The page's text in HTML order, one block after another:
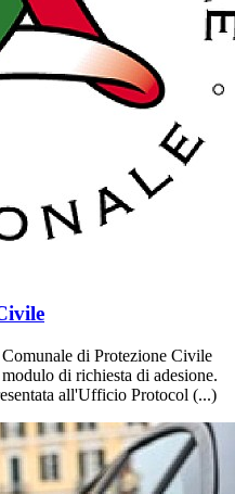
di Protezione Civile
di richiesta di adesione.
all'Ufficio Protocol (...)